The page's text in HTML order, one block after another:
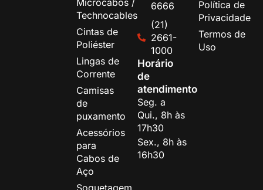
Technocables
Cintas de
Poliéster
Lingas de
Corrente
Camisas
de
puxamento
Acessórios
para
Cabos de
Aço
Soquetagem
6666
(21)
2661-
1000
Horário
de
atendimento
Seg. a
Qui., 8h às
17h30
Sex., 8h às
16h30
Política de
Privacidade
Termos de
Uso